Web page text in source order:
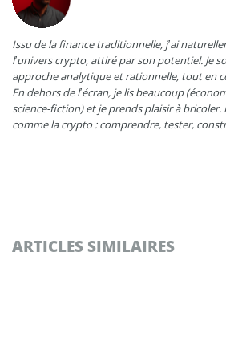
Issu de la finance traditionnelle, j’ai
l’univers crypto, attiré par son potentiel. Je
approche analytique et rationnelle, tout en
En dehors de l’écran, je lis beaucoup
science-fiction) et je prends plaisir à bricoler.
comme la crypto : comprendre, tester,
ARTICLES SIMILAIRES